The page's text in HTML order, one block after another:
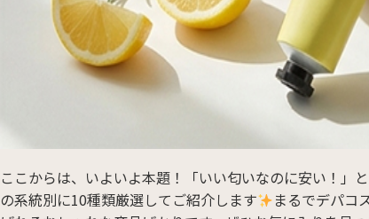
ここからは、いよいよ本題！「いい匂いなのに安い！」
の系統別に10種類厳選してご紹介します
まるでデパコ